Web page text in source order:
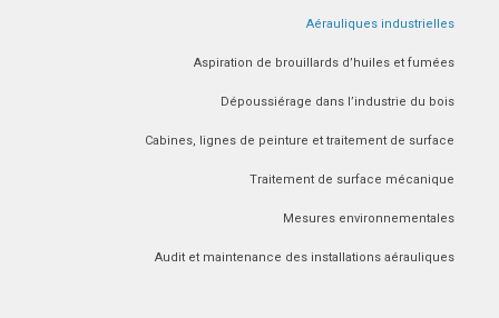
Aérauliques industrielles
Aspiration de brouillards d’huiles et fumées
Dépoussiérage dans l’industrie du bois
Cabines, lignes de peinture et traitement de surface
Traitement de surface mécanique
Mesures environnementales
Audit et maintenance des installations aérauliques